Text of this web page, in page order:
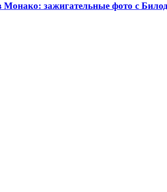
Монако: зажигательные фото с